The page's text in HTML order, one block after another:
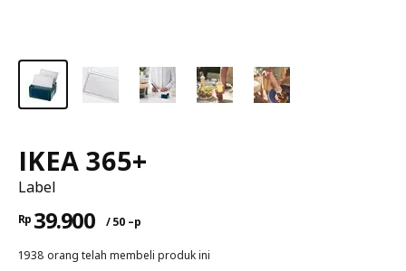
IKEA 365+
Label
Rp 39.900 / 50 –p
1938 orang telah membeli produk ini